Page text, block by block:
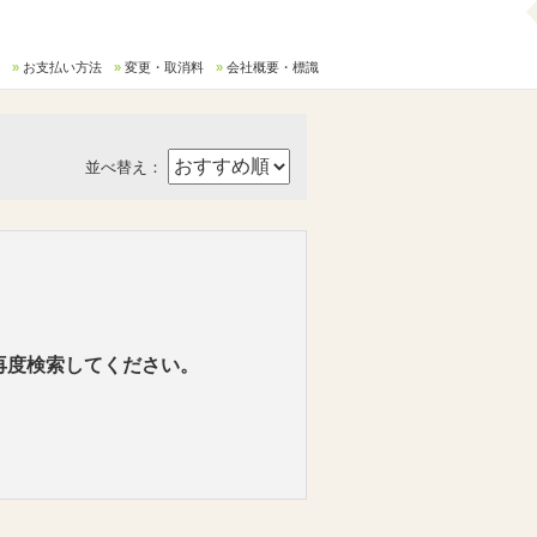
お支払い方法 変更・取消料 会社概要・標識
並べ替え：
検索してください。